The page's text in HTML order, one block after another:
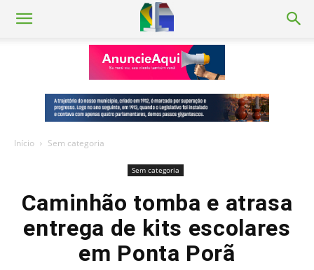
Início Sem categoria
Sem categoria
Caminhão tomba e atrasa
entrega de kits escolares
em Ponta Porã